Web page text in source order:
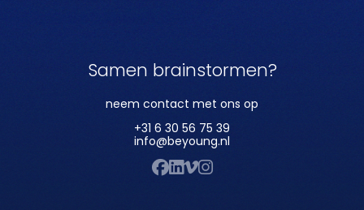
Samen brainstormen?
neem contact met ons op
+31 6 30 56 75 39
info@beyoung.nl